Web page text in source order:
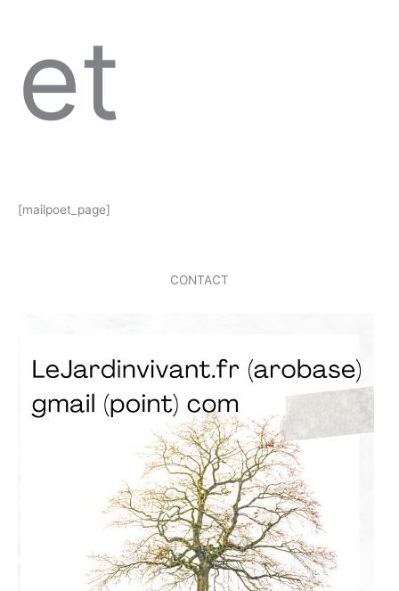
et
[mailpoet_page]
CONTACT